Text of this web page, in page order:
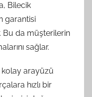
Bilecik
garantisi
Bu da müşterilerin
sağlar.
kolay arayüzü
hızlı bir